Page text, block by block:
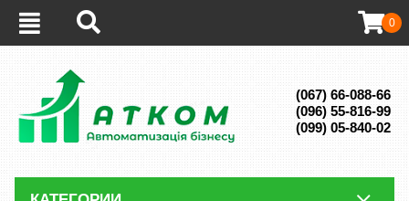
(067) 66-088-66
(096) 55-816-99
(099) 05-840-02
0